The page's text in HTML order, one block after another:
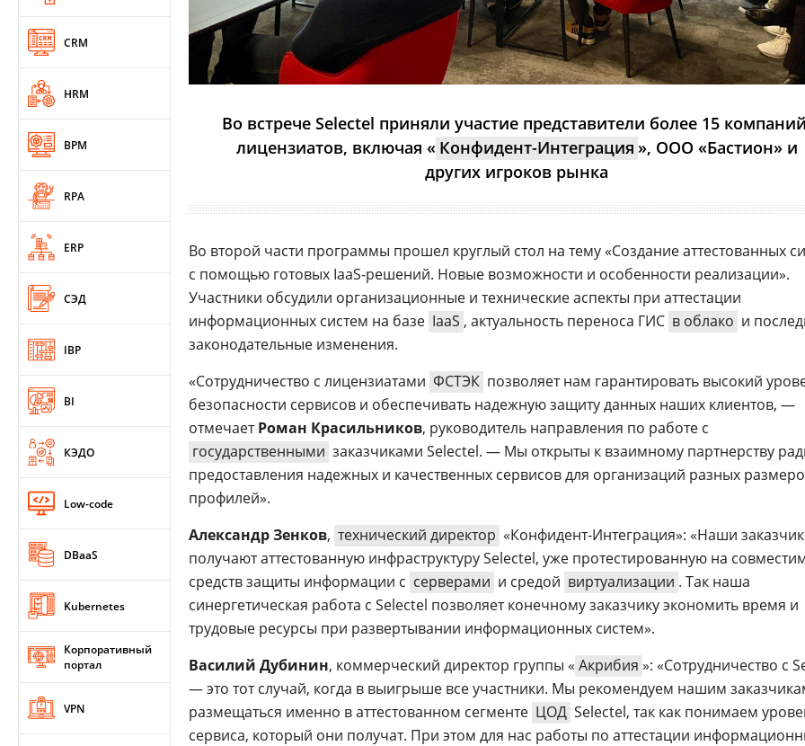
CRM
HRM
BPM
RPA
ERP
СЭД
IBP
BI
КЭДО
Low-code
DBaaS
Kubernetes
Корпоративный
портал
VPN
Во встрече Selectel приняли участие представители более 15
лицензиатов, включая « Конфидент-Интеграция », ООО «Бастион» и
других игроков рынка
Во второй части программы прошел круглый стол на тему «Создание аттестованных
с помощью готовых IaaS-решений. Новые возможности и особенности реализации».
Участники обсудили организационные и технические аспекты при аттестации
информационных систем на базе IaaS , актуальность переноса ГИС в облако и
законодательные изменения.
«Сотрудничество с лицензиатами ФСТЭК позволяет нам гарантировать высокий
безопасности сервисов и обеспечивать надежную защиту данных наших клиентов, —
отмечаетРоман Красильников, руководитель направления по работе с
государственными заказчиками Selectel. — Мы открыты к взаимному партнерству
предоставления надежных и качественных сервисов для организаций разных
профилей».
Александр Зенков, технический директор «Конфидент-Интеграция»: «Наши
получают аттестованную инфраструктуру Selectel, уже протестированную на
средств защиты информации с серверами и средой виртуализации . Так наша
синергетическая работа с Selectel позволяет конечному заказчику экономить время и
трудовые ресурсы при развертывании информационных систем».
Василий Дубинин, коммерческий директор группы « Акрибия »: «Сотрудничество с
— это тот случай, когда в выигрыше все участники. Мы рекомендуем нашим
размещаться именно в аттестованном сегменте ЦОД Selectel, так как понимаем
сервиса, который они получат. При этом для нас работы по аттестации